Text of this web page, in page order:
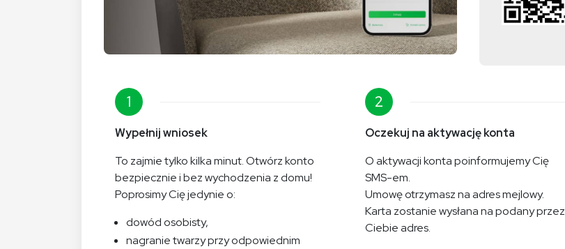
1
Wypełnij wniosek
To zajmie tylko kilka minut. Otwórz konto
bezpiecznie i bez wychodzenia z domu!
Poprosimy Cię jedynie o:
dowód osobisty,
nagranie twarzy przy odpowiednim
2
Oczekuj na aktywację konta
O aktywacji konta poinformujemy Cię
SMS-em.
Umowę otrzymasz na adres mejlowy.
Karta zostanie wysłana na podany przez
Ciebie adres.